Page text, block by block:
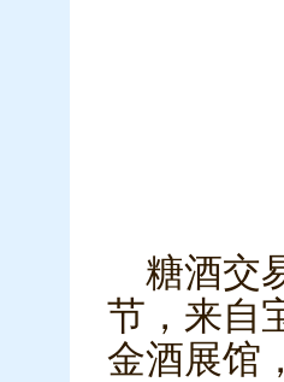
糖酒交
节，来自
金酒展馆